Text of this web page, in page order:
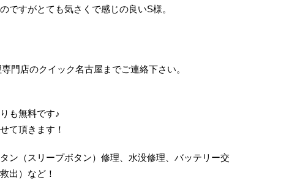
ですがとても気さくで感じの良いS様。
門店のクイック名古屋までご連絡下さい。
も無料です♪
て頂きます！
ン（スリープボタン）修理、水没修理、バッテリー交
出）など！